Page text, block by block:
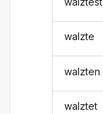
walzte
walzten
walztet